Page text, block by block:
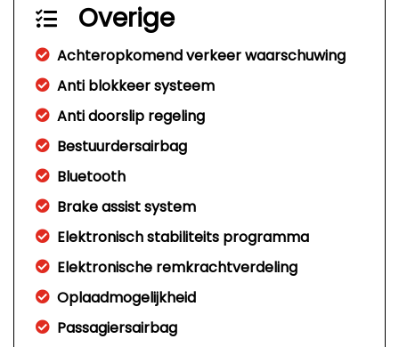
Overige
Achteropkomend verkeer waarschuwing
Anti blokkeer systeem
Anti doorslip regeling
Bestuurdersairbag
Bluetooth
Brake assist system
Elektronisch stabiliteits programma
Elektronische remkrachtverdeling
Oplaadmogelijkheid
Passagiersairbag